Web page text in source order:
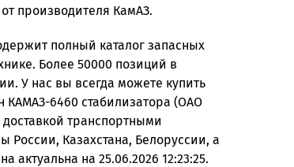
производителя КамАЗ.
полный каталог запасных
Более 50000 позиций в
У нас вы всегда можете купить
КАМАЗ-6460 стабилизатора (ОАО
транспортными
России, Казахстана, Белоруссии, а
актуальна на 25.06.2026 12:23:25.